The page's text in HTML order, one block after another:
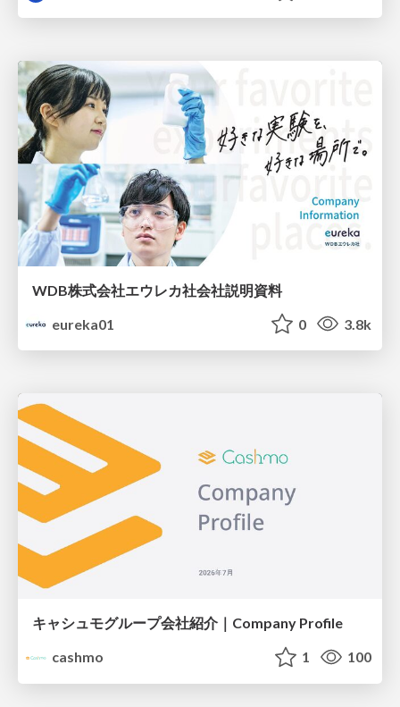
WDB株式会社エウレカ社会社説明資料
eureka01
0 3.8k
キャシュモグループ会社紹介｜Company Profile
cashmo
1 100